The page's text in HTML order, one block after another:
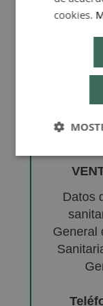
Datos
General
cookies.